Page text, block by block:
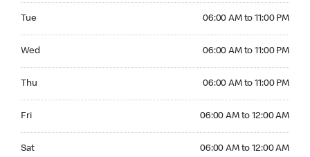
Tue 06:00 AM to 11:00 PM
Wed 06:00 AM to 11:00 PM
Thu 06:00 AM to 11:00 PM
Fri 06:00 AM to 12:00 AM
Sat 06:00 AM to 12:00 AM